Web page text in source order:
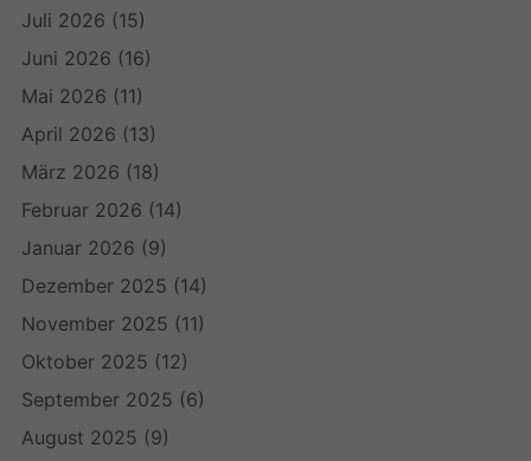
Juli 2026 (15)
Juni 2026 (16)
Mai 2026 (11)
April 2026 (13)
März 2026 (18)
Februar 2026 (14)
Januar 2026 (9)
Dezember 2025 (14)
November 2025 (11)
Oktober 2025 (12)
September 2025 (6)
August 2025 (9)